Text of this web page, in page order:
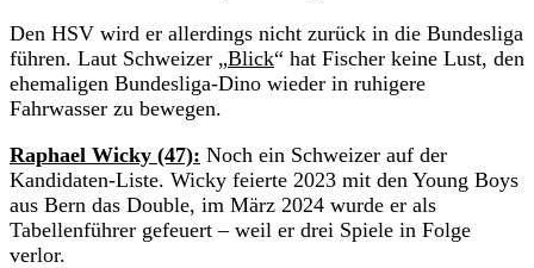
Den HSV wird er allerdings nicht zurück in die Bundesliga
führen. Laut Schweizer „Blick“ hat Fischer keine Lust, den
ehemaligen Bundesliga-Dino wieder in ruhigere
Fahrwasser zu bewegen.
Raphael Wicky (47): Noch ein Schweizer auf der
Kandidaten-Liste. Wicky feierte 2023 mit den Young Boys
aus Bern das Double, im März 2024 wurde er als
Tabellenführer gefeuert – weil er drei Spiele in Folge
verlor.